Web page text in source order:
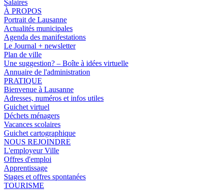
Salaires
À PROPOS
Portrait de Lausanne
Actualités municipales
Agenda des manifestations
Le Journal + newsletter
Plan de ville
Une suggestion? – Boîte à idées virtuelle
Annuaire de l'administration
PRATIQUE
Bienvenue à Lausanne
Adresses, numéros et infos utiles
Guichet virtuel
Déchets ménagers
Vacances scolaires
Guichet cartographique
NOUS REJOINDRE
L'employeur Ville
Offres d'emploi
Apprentissage
Stages et offres spontanées
TOURISME